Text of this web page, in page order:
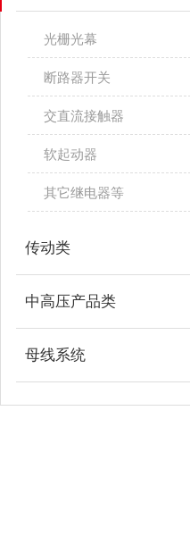
光栅光幕
断路器开关
交直流接触器
软起动器
其它继电器等
传动类
中高压产品类
母线系统